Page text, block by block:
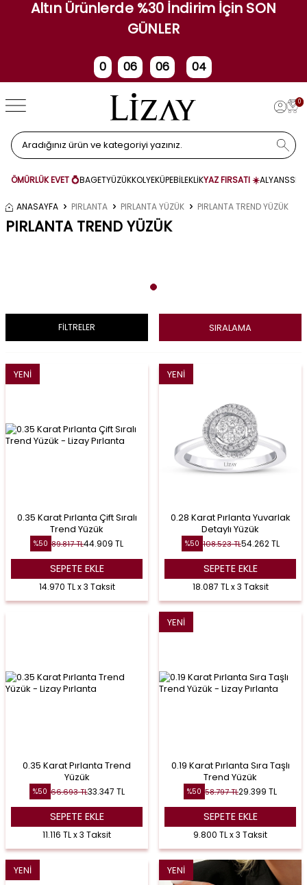
Altın Ürünlerde %30 İndirim İçin SON
GÜNLER
0
Gün
06
Saat
06 03
0
ÖMÜRLÜK EVET 💍BAGETYÜZÜKKOLYEKÜPEBİLEKLİKYAZ FIRSATI ☀️ALYANS
ANASAYFA PIRLANTA PIRLANTA YÜZÜK PIRLANTA TREND YÜZÜK
PIRLANTA TREND YÜZÜK
FİLTRELER SIRALAMA
YENI
0.35 Karat Pırlanta Çift Sıralı
Trend Yüzük
%50 89.817TL44.909 TL
SEPETE EKLE
14.970 TL x 3 Taksit
YENI
0.28 Karat Pırlanta Yuvarlak
Detaylı Yüzük
%50 108.523TL54.262TL
SEPETE EKLE
18.087 TL x 3 Taksit
0.35 Karat Pırlanta Trend
Yüzük
%50 66.693TL33.347 TL
SEPETE EKLE
11.116 TL x 3 Taksit
YENI
0.19 Karat Pırlanta Sıra Taşlı
Trend Yüzük
%50 58.797TL29.399 TL
SEPETE EKLE
9.800 TL x 3 Taksit
YENI YENI